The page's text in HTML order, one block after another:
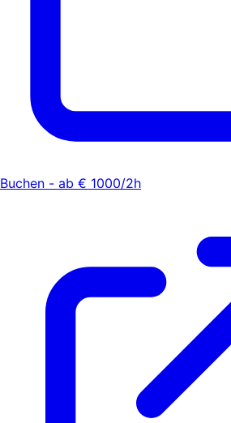
Buchen - ab € 1000/2h